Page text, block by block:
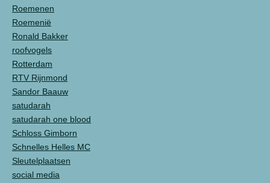
Roemenen
Roemenië
Ronald Bakker
roofvogels
Rotterdam
RTV Rijnmond
Sandor Baauw
satudarah
satudarah one blood
Schloss Gimborn
Schnelles Helles MC
Sleutelplaatsen
social media